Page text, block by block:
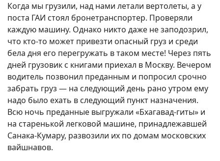
Когда мы грузили, над нами летали вертолеты, а у
поста ГАИ стоял бронетранспортер. Проверяли
каждую машину. Однако никто даже не заподозрил,
что кто-то может привезти опасный груз и среди
бела дня его перегружать в таком месте! Через пять
дней грузовик с книгами приехал в Москву. Вечером
водитель позвонил преданным и попросил срочно
забрать груз — на следующий день рано утром ему
надо было ехать в следующий пункт назначения.
Всю ночь преданные выгружали «Бхагавад-гиты» и
на старенькой легковой машине, принадлежавшей
Санака-Кумару, развозили их по домам московских
вайшнавов.